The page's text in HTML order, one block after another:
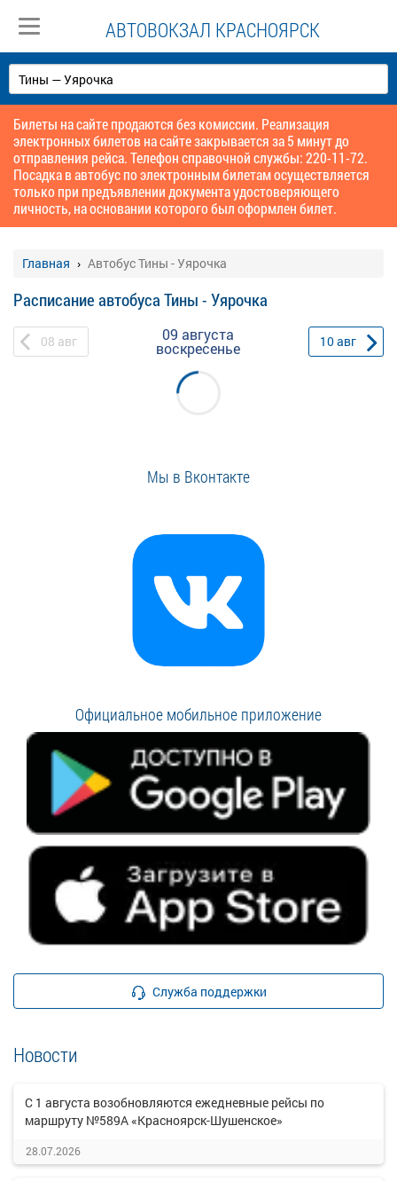
АВТОВОКЗАЛ КРАСНОЯРСК
Билеты на сайте продаются без комиссии. Реализация
электронных билетов на сайте закрывается за 5 минут до
отправления рейса. Телефон справочной службы: 220-11-72.
Посадка в автобус по электронным билетам осуществляется
только при предъявлении документа удостоверяющего
личность, на основании которого был оформлен билет.
Главная Автобус Тины - Уярочка
Расписание автобуса Тины - Уярочка
08 авг 09 августа
воскресенье 10авг
Мы в Вконтакте
Официальное мобильное приложение
Служба поддержки
Новости
С 1 августа возобновляются ежедневные рейсы по
маршруту №589А «Красноярск-Шушенское»
28.07.2026